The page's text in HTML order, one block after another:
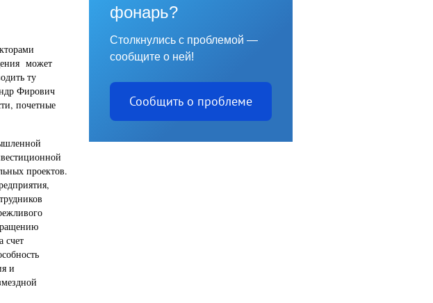
может
ту
Фирович
почетные
проектов.
счет
и
фонарь?
Столкнулись с проблемой —
сообщите о ней!
Сообщить о проблеме